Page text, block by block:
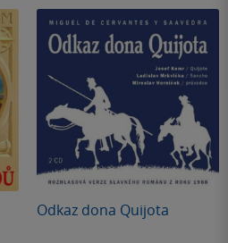
Odkaz dona Quijota